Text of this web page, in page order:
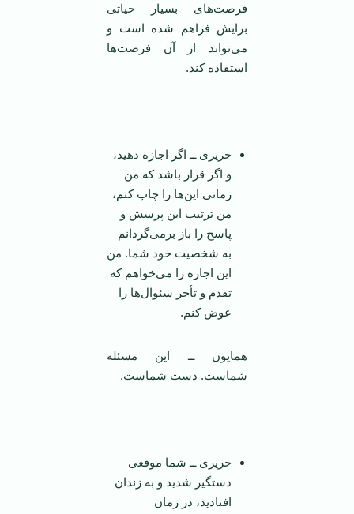
فرصت‌های بسیار حیاتی
برایش فراهم شده است و
می‌تواند از آن فرصت‌ها
استفاده کند.
حریری ــ اگر اجازه دهید،
و اگر قرار باشد که من
زمانی این‌ها را چاپ کنم،
من ترتیب این پرسش و
پاسخ‌ را باز برمی‌گردانم
به شخصیت خود شما. من
این اجازه را می‌خواهم که
تقدم و تأخر سئوال‌ها را
عوض کنم.
همایون ــ این مسئله
شماست. دست شماست.
حریری ــ شما موقعی
دستگیر شدید و به زندان
افتادید، در زمان